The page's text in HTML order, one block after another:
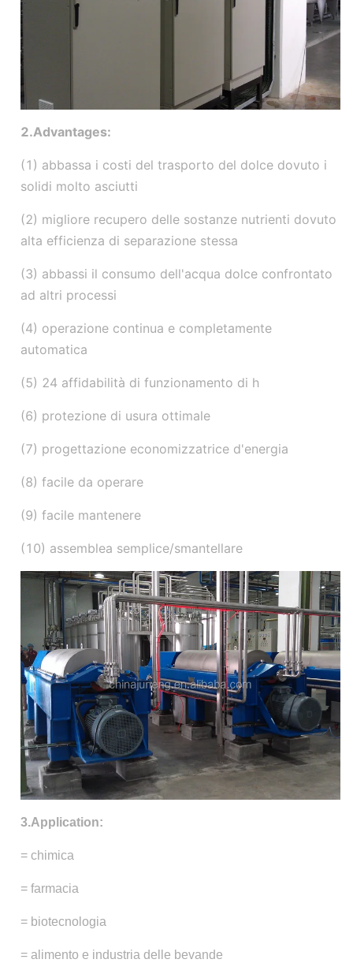
2.Advantages:
(1) abbassa i costi del trasporto del dolce dovuto i
solidi molto asciutti
(2) migliore recupero delle sostanze nutrienti dovuto
alta efficienza di separazione stessa
(3) abbassi il consumo dell'acqua dolce confrontato
ad altri processi
(4) operazione continua e completamente
automatica
(5) 24 affidabilità di funzionamento di h
(6) protezione di usura ottimale
(7) progettazione economizzatrice d'energia
(8) facile da operare
(9) facile mantenere
(10) assemblea semplice/smantellare
3.Application:
= chimica
= farmacia
= biotecnologia
= alimento e industria delle bevande